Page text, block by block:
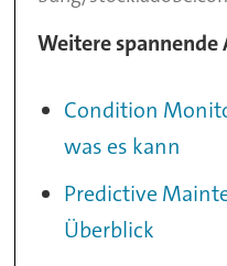
Weitere spannende
Condition
was es kann
Predictive
Überblick